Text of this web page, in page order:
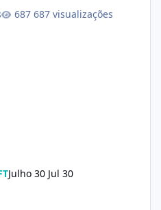
687 visualizações
Julho 30 Jul 30